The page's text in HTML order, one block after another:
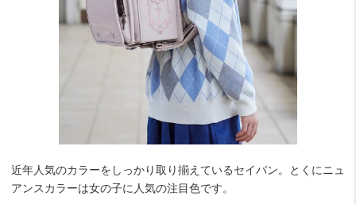
近年人気のカラーをしっかり取り揃えているセイバン。とくにニュ
アンスカラーは女の子に人気の注目色です。